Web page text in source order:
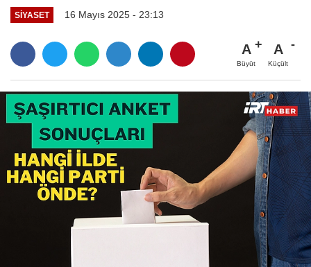
SIYASET 16 Mayıs 2025 - 23:13
A
Büyüt
A
Küçült